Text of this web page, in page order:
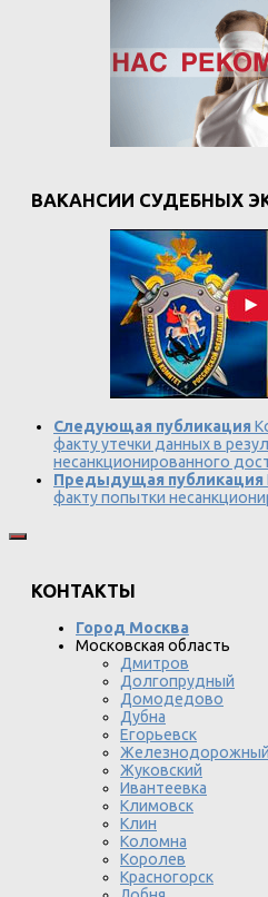
ВАКАНСИИ СУДЕБНЫХ
Следующая публикация
факту утечки данных в
несанкционированного
Предыдущая публикация
факту попытки
КОНТАКТЫ
Город Москва
Московская область
Дмитров
Долгопрудный
Домодедово
Дубна
Егорьевск
Железнодорожный
Жуковский
Ивантеевка
Климовск
Клин
Коломна
Королев
Красногорск